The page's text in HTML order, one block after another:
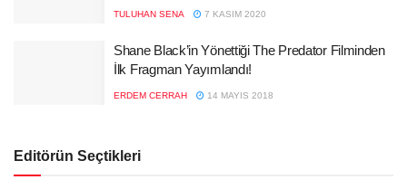
TULUHAN SENA 7 KASIM 2020
Shane Black’in Yönettiği The Predator Filminden
İlk Fragman Yayımlandı!
ERDEM CERRAH 14 MAYIS 2018
Editörün Seçtikleri